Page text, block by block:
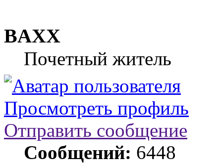
BAXX
Почетный житель
Просмотреть профиль
Отправить сообщение
Сообщений: 6448